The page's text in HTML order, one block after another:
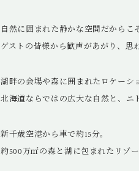
自然に囲まれた静かな空間だから
ゲストの皆様から歓声があがり、思
湖畔の会場や森に囲まれたロケー
北海道ならではの広大な自然と、ニ
新千歳空港から車で約15分。
約500万㎡の森と湖に包まれたリゾ